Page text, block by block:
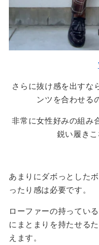
さらに抜け感を出すな
ンツを合わせる
非常に女性好みの組み
鋭い履きこ
あまりにダボっとした
ったり感は必要です。
ローファーの持ってい
にまとまりを持たせる
えます。